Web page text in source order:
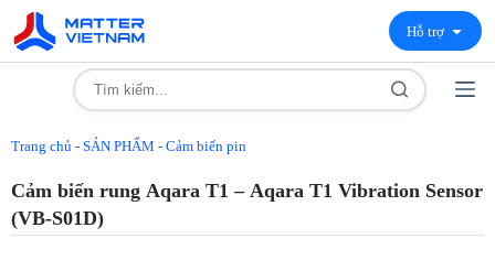
Hỗ trợ
Trang chủ - SẢN PHẨM - Cảm biến pin
Cảm biến rung Aqara T1 – Aqara T1 Vibration Sensor
(VB-S01D)